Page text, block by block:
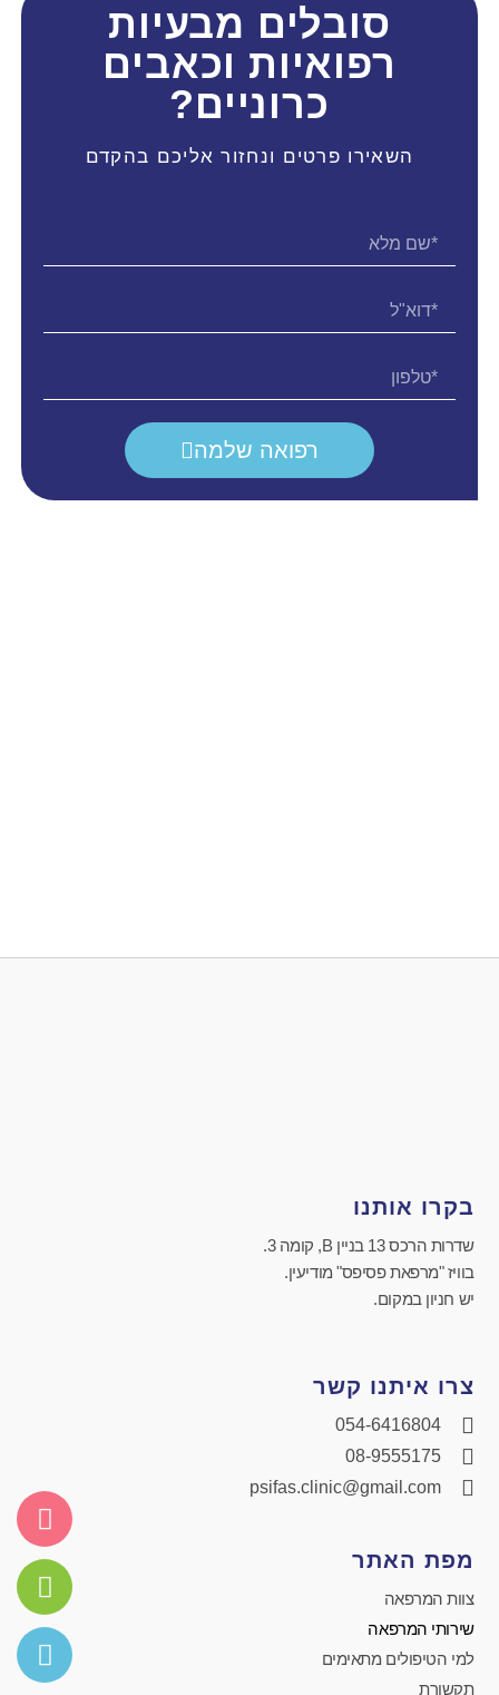
סובלים מבעיות
רפואיות וכאבים
כרוניים?
השאירו פרטים ונחזור אליכם בהקדם
רפואה שלמה
בקרו אותנו
שדרות הרכס 13 בניין B, קומה 3.
בוויז "מרפאת פסיפס" מודיעין.
יש חניון במקום.
צרו איתנו קשר
054-6416804
08-9555175
psifas.clinic@gmail.com
מפת האתר
צוות המרפאה
שירותי המרפאה
למי הטיפולים מתאימים
תקשורת